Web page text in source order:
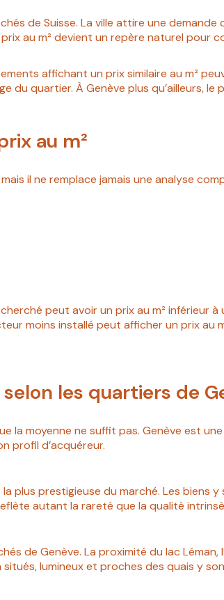
de Suisse. La ville attire une
au m² devient un repère naturel pour
affichant un prix similaire au m²
quartier. À Genève plus qu’ailleurs,
au m²
il ne remplace jamais une analyse
peut avoir un prix au m² inférieur
moins installé peut afficher un prix au
les quartiers de
la moyenne ne suffit pas. Genève est
profil d’acquéreur.
plus prestigieuse du marché. Les
autant la rareté que la qualité
de Genève. La proximité du lac
lumineux et proches des quais y